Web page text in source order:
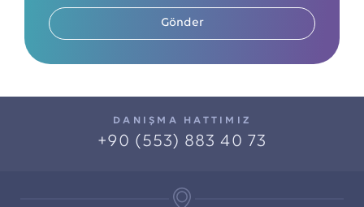
Gönder
DANIŞMA HATTIMIZ
+90 (553) 883 40 73